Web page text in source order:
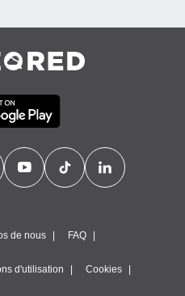
de nous FAQ
d'utilisation Cookies